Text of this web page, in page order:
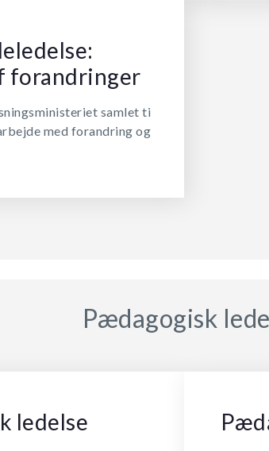
forandringer
samlet ti
med forandring og
Pædagogisk
ledelse